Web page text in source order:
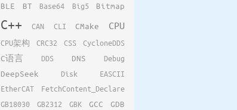
BLE
BT Base64 Big5 Bitmap
C++ CAN CLI CMake CPU
CPU架构 CRC32 CSS
CycloneDDS
C语言
DDS DNS
Debug
DeepSeek
Disk
EASCII
EtherCAT
FetchContent_Declare
GB18030
GB2312 GBK GCC GDB